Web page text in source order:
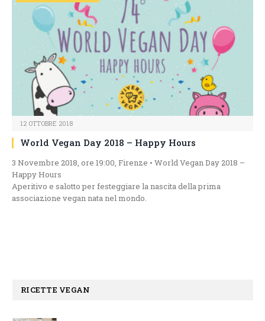
12 OTTOBRE 2018
World Vegan Day 2018 – Happy Hours
3 Novembre 2018, ore 19:00, Firenze • World Vegan Day 2018 –
Happy Hours
Aperitivo e salotto per festeggiare la nascita della prima
associazione vegan nata nel mondo.
RICETTE VEGAN